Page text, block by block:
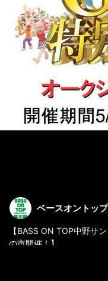
ベースオントッ
【BASS ON TOP中野サ
の市開催！】
5/3(水)～5/7(日)のGW期